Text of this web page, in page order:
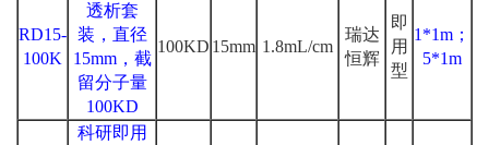
RD15-
100K
透析套
装，直径
15mm，截
留分子量
100KD
100KD 15mm 1.8mL/cm
瑞达
恒辉
即
用
型
1*1m；
5*1m
科研即用